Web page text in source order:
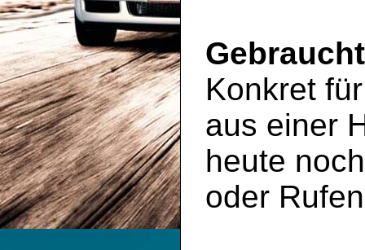
Konkret
aus einer
heute
oder